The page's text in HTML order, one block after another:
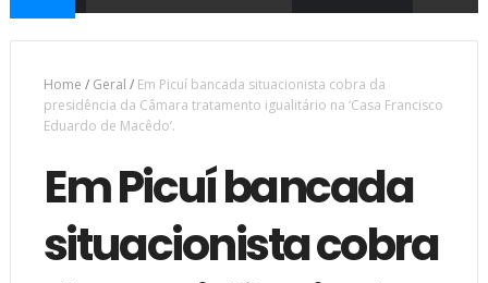
Home / Geral / Em Picuí bancada situacionista cobra da
presidência da Câmara tratamento igualitário na ‘Casa Francisco
Eduardo de Macêdo’.
Em Picuí bancada
situacionista cobra